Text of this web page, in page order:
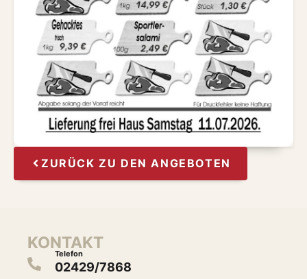
ZURÜCK ZU DEN ANGEBOTEN
KONTAKT
Telefon
02429/7868